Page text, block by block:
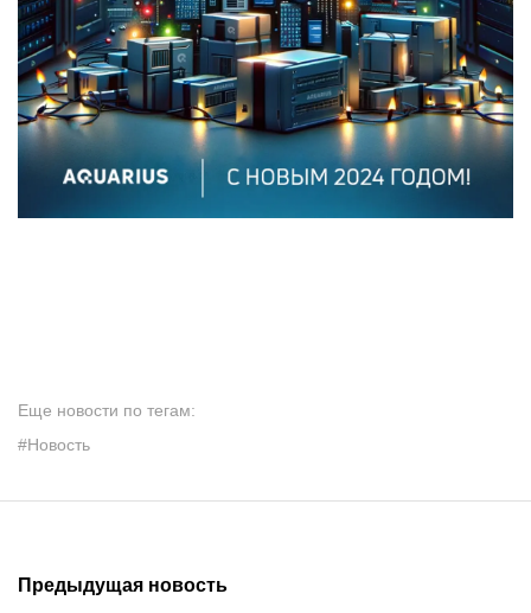
Еще новости по тегам:
#Новость
Предыдущая новость